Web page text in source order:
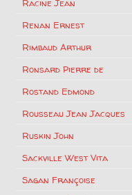
Racine Jean
Renan Ernest
Rimbaud Arthur
Ronsard Pierre de
Rostand Edmond
Rousseau Jean Jacques
Ruskin John
Sackville West Vita
Sagan Françoise